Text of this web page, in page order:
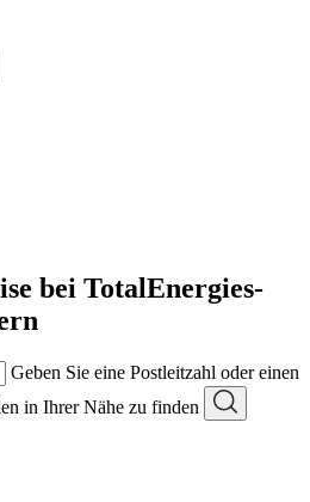
bei TotalEnergies-
Geben Sie eine Postleitzahl oder einen
in Ihrer Nähe zu finden